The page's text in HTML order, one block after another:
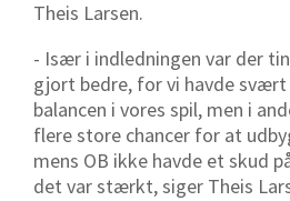
Theis Larsen.
- Især i indledningen var der
gjort bedre, for vi havde
balancen i vores spil, men i
flere store chancer for at
mens OB ikke havde et skud
det var stærkt, siger Theis